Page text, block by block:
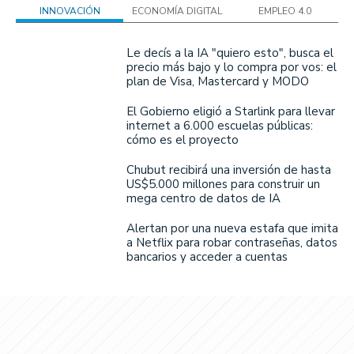
INNOVACIÓN ECONOMÍA DIGITAL EMPLEO 4.0
Le decís a la IA "quiero esto", busca el
precio más bajo y lo compra por vos: el
plan de Visa, Mastercard y MODO
El Gobierno eligió a Starlink para llevar
internet a 6.000 escuelas públicas:
cómo es el proyecto
Chubut recibirá una inversión de hasta
US$5.000 millones para construir un
mega centro de datos de IA
Alertan por una nueva estafa que imita
a Netflix para robar contraseñas, datos
bancarios y acceder a cuentas